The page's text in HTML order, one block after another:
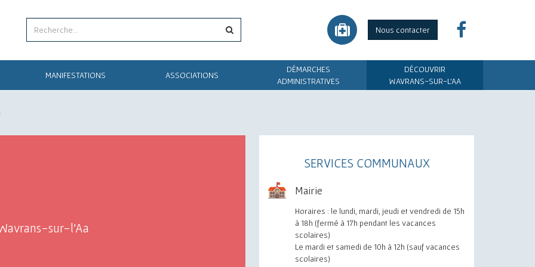
Nous contacter
MANIFESTATIONS ASSOCIATIONS
DÉMARCHES
ADMINISTRATIVES
DÉCOUVRIR
WAVRANS-SUR-L'AA
sur-l'Aa
SERVICES COMMUNAUX
Mairie
Horaires : le lundi, mardi, jeudi et vendredi de 15h
à 18h (fermé à 17h pendant les vacances
scolaires)
Le mardi et samedi de 10h à 12h (sauf vacances
scolaires)